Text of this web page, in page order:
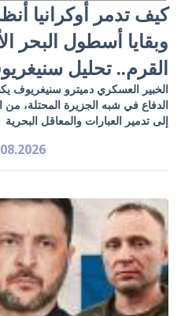
كيف تدمر أوكرانيا
وبقايا أسطول البحر
القرم.. تحليل
الخبير العسكري دميترو سنيغريوف
الدفاع في شبه الجزيرة المحتلة، من
إلى تدمير العبارات والمعاقل البحرية